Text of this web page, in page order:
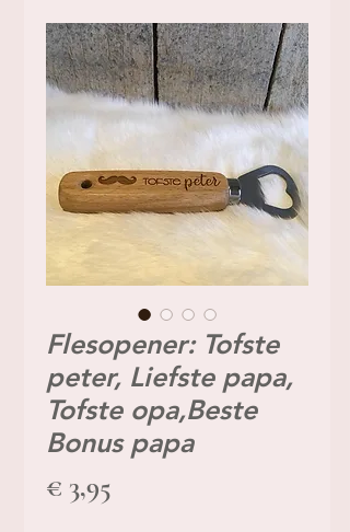
Flesopener: Tofste
peter, Liefste papa,
Tofste opa,Beste
Bonus papa
€ 3,95